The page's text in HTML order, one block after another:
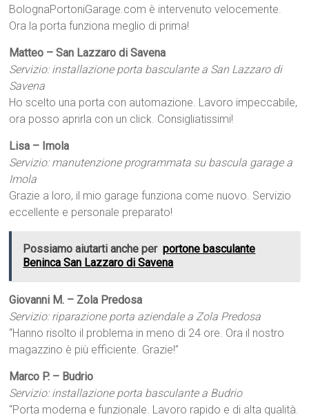
BolognaPortoniGarage.com è intervenuto velocemente.
Ora la porta funziona meglio di prima!
Matteo – San Lazzaro di Savena
Servizio: installazione porta basculante a San Lazzaro di
Savena
Ho scelto una porta con automazione. Lavoro impeccabile,
ora posso aprirla con un click. Consigliatissimi!
Lisa – Imola
Servizio: manutenzione programmata su bascula garage a
Imola
Grazie a loro, il mio garage funziona come nuovo. Servizio
eccellente e personale preparato!
Possiamo aiutarti anche per portone basculante
Beninca San Lazzaro di Savena
Giovanni M. – Zola Predosa
Servizio: riparazione porta aziendale a Zola Predosa
“Hanno risolto il problema in meno di 24 ore. Ora il nostro
magazzino è più efficiente. Grazie!”
Marco P. – Budrio
Servizio: installazione porta basculante a Budrio
“Porta moderna e funzionale. Lavoro rapido e di alta qualità.